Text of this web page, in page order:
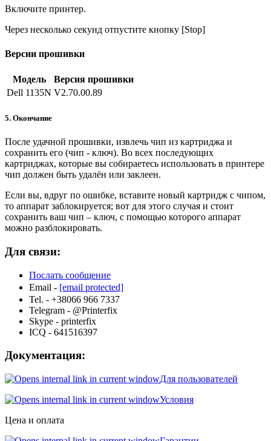
Включите принтер.
Через несколько секунд отпустите кнопку [Stop]
Версии прошивки
Модель
Версия прошивки
Dell 1135N V2.70.00.89
5. Окончание
После удачной прошивки, извлечь чип из картриджа и
сохранить его (чип - ключ). Во всех последующих
картриджах, которые вы собираетесь использовать в принтере
чип должен быть удалён или заклеен.
Если вы, вдруг по ошибке, вставите новый картридж с чипом,
то аппарат заблокируется; вот для этого случая и стоит
сохранить ваш чип – ключ, с помощью которого аппарат
можно разблокировать.
Для связи:
Послать сообщение
Email - [email protected]
Tel. - +38066 966 7337
Telegram - @Printerfix
Skype - printerfix
ICQ - 641516397
Документация:
Для пользователей
Условия
Цена и оплата